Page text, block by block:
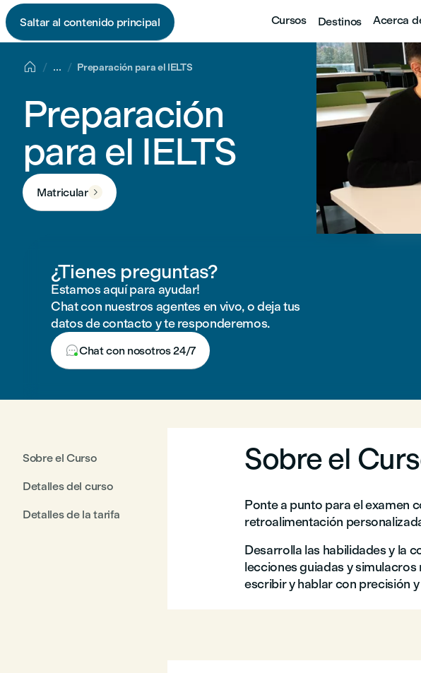
Saltar al contenido principal Cursos Destinos Acerca
 ... Preparación para el IELTS
Preparación
para el IELTS
Matricular 
¿Tienes preguntas?
Estamos aquí para ayudar!
Chat con nuestros agentes en vivo, o deja tus
datos de contacto y te responderemos.
Chat con nosotros 24/7
Sobre el Curso
Detalles del curso
Detalles de la tarifa
Sobre el
Ponte a punto para el examen
retroalimentación
Desarrolla las habilidades y la
lecciones guiadas y
escribir y hablar con precisión